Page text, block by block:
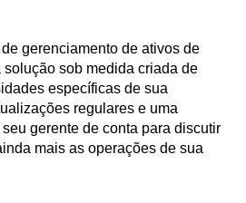
gerenciamento de ativos de
solução sob medida criada de
específicas de sua
regulares e uma
gerente de conta para discutir
mais as operações de sua